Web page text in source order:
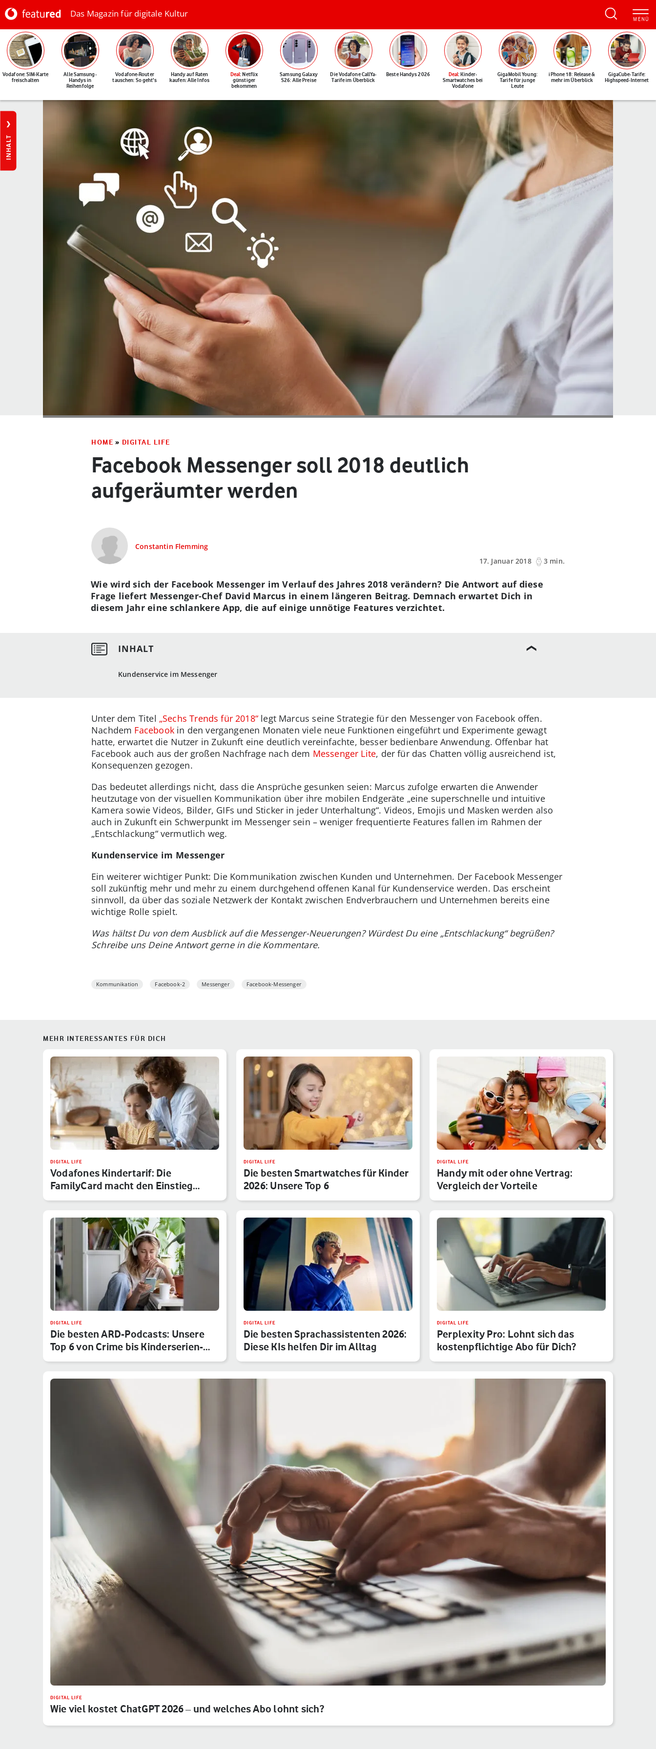
Das Magazin für digitale Kultur
Vodafone: SIM-Karte
freischalten
Alle Samsung-
Handys in
Reihenfolge
Vodafone-Router
tauschen: So geht's
Handy auf Raten
kaufen: Alle Infos
Deal: Netflix
günstiger
bekommen
Samsung Galaxy
S26: Alle Preise
Die Vodafone CallYa-
Tarife im Überblick
Beste Handys 2026 Deal: Kinder-
Smartwatches bei
Vodafone
GigaMobil Young:
Tarife für junge
Leute
iPhone 18: Release &
mehr im Überblick
GigaCube-Tarife:
Highspeed-Internet
INHALT
HOME » DIGITAL LIFE
Facebook Messenger soll 2018 deutlich
aufgeräumter werden
Constantin Flemming
17. Januar 2018
3 min.
Kundenservice im Messenger
Wie wird sich der Facebook Messenger im Verlauf des Jahres 2018 verändern? Die Antwort auf diese
Frage liefert Messenger-Chef David Marcus in einem längeren Beitrag. Demnach erwartet Dich in
diesem Jahr eine schlankere App, die auf einige unnötige Features verzichtet.
Unter dem Titel „Sechs Trends für 2018“ legt Marcus seine Strategie für den Messenger von Facebook offen.
Nachdem Facebookin den vergangenen Monaten viele neue Funktionen eingeführt und Experimente gewagt
hatte, erwartet die Nutzer in Zukunft eine deutlich vereinfachte, besser bedienbare Anwendung. Offenbar hat
Facebook auch aus der großen Nachfrage nach dem Messenger Lite, der für das Chatten völlig ausreichend ist,
Konsequenzen gezogen.
Das bedeutet allerdings nicht, dass die Ansprüche gesunken seien: Marcus zufolge erwarten die Anwender
heutzutage von der visuellen Kommunikation über ihre mobilen Endgeräte „eine superschnelle und intuitive
Kamera sowie Videos, Bilder, GIFs und Sticker in jeder Unterhaltung“. Videos, Emojis und Masken werden also
auch in Zukunft ein Schwerpunkt im Messenger sein – weniger frequentierte Features fallen im Rahmen der
„Entschlackung“ vermutlich weg.
Kundenservice im Messenger
Ein weiterer wichtiger Punkt: Die Kommunikation zwischen Kunden und Unternehmen. Der Facebook Messenger
soll zukünftig mehr und mehr zu einem durchgehend offenen Kanal für Kundenservice werden. Das erscheint
sinnvoll, da über das soziale Netzwerk der Kontakt zwischen Endverbrauchern und Unternehmen bereits eine
wichtige Rolle spielt.
Was hältst Du von dem Ausblick auf die Messenger-Neuerungen? Würdest Du eine „Entschlackung“ begrüßen?
Schreibe uns Deine Antwort gerne in die Kommentare.
Kommunikation Facebook-2 Messenger Facebook-Messenger
MEHR INTERESSANTES FÜR DICH
DIGITAL LIFE
Vodafones Kindertarif: Die
FamilyCard macht den Einstieg
sicher
DIGITAL LIFE
Die besten Smartwatches für Kinder
2026: Unsere Top 6
DIGITAL LIFE
Handy mit oder ohne Vertrag:
Vergleich der Vorteile
DIGITAL LIFE
Die besten ARD-Podcasts: Unsere
Top 6 von Crime bis Kinderserien-…
DIGITAL LIFE
Die besten Sprachassistenten 2026:
Diese KIs helfen Dir im Alltag
DIGITAL LIFE
Perplexity Pro: Lohnt sich das
kostenpflichtige Abo für Dich?
DIGITAL LIFE
Wie viel kostet ChatGPT 2026 – und welches Abo lohnt sich?